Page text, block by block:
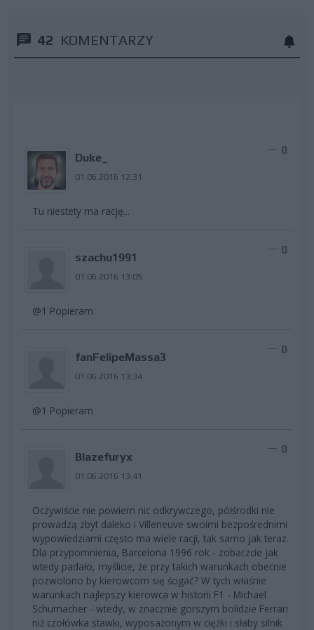
42 KOMENTARZY
Duke_
01.06.2016 12:31
0
Tu niestety ma rację...
szachu1991
01.06.2016 13:05
0
@1 Popieram
fanFelipeMassa3
01.06.2016 13:34
0
@1 Popieram
Blazefuryx
01.06.2016 13:41
0
Oczywiście nie powiem nic odkrywczego, półśrodki nie
prowadzą zbyt daleko i Villeneuve swoimi bezpośrednimi
wypowiedziami często ma wiele racji, tak samo jak teraz.
Dla przypomnienia, Barcelona 1996 rok - zobaczcie jak
wtedy padało, myślicie, że przy takich warunkach obecnie
pozwolono by kierowcom się ścigać? W tych właśnie
warunkach najlepszy kierowca w historii F1 - Michael
Schumacher - wtedy, w znacznie gorszym bolidzie Ferrari
niż czołówka stawki, wyposażonym w ciężki i słaby silnik